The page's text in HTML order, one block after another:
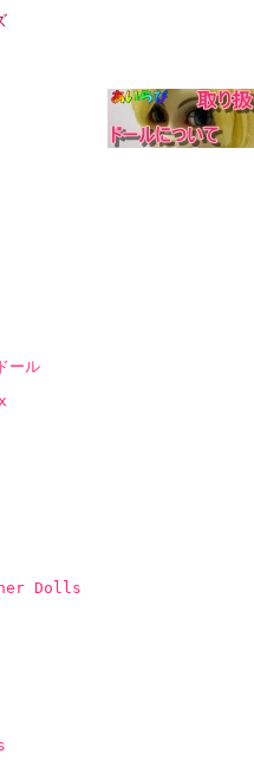
ール
Dolls